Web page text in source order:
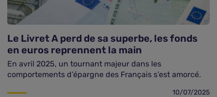
Le Livret A perd de sa superbe, les fonds
en euros reprennent la main
En avril 2025, un tournant majeur dans les
comportements d’épargne des Français s’est amorcé.
10/07/2025